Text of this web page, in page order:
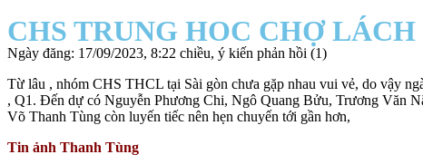
CHS TRUNG HOC CHỢ
Ngày đăng: 17/09/2023, 8:22 chiều, ý kiến phản hồi (1)
Từ lâu , nhóm CHS THCL tại Sài gòn chưa gặp nhau vui vẻ, do vậy
, Q1. Đến dự có Nguyễn Phương Chi, Ngô Quang Bửu, Trương Văn
Võ Thanh Tùng còn luyến tiếc nên hẹn chuyến tới gần hơn,
Tin ảnh Thanh Tùng